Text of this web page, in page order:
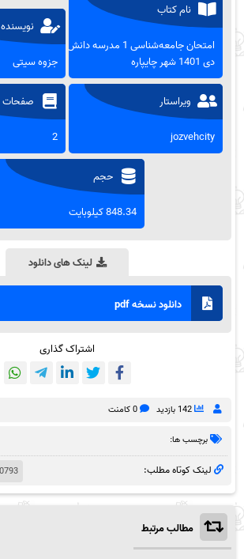
نام کتاب
امتحان جامعه‌شناسی 1 مدرسه دانش
دی 1401 شهر چایپاره
نویسنده
جزوه سیتی
ویراستار
jozvehcity
صفحات
2
حجم
848.34 کیلوبایت
لینک های دانلود
دانلود نسخه pdf
اشتراک گذاری
142 بازدید 0 کامنت
برچسب ها:
لینک کوتاه مطلب:
مطالب مرتبط